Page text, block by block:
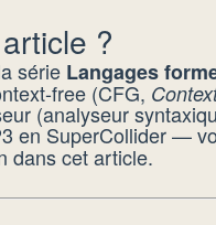
?
série Langages
free (CFG,
(analyseur
en SuperCollider —
dans cet article.